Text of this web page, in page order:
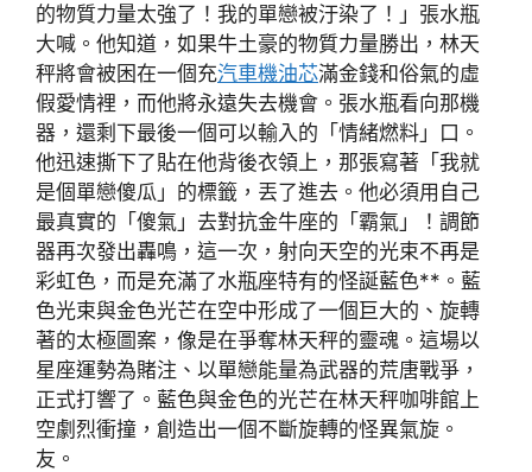
的物質力量太強了！我的單戀被汙染了！」張水瓶
大喊。他知道，如果牛土豪的物質力量勝出，林天
秤將會被困在一個充汽車機油芯滿金錢和俗氣的虛
假愛情裡，而他將永遠失去機會。張水瓶看向那機
器，還剩下最後一個可以輸入的「情緒燃料」口。
他迅速撕下了貼在他背後衣領上，那張寫著「我就
是個單戀傻瓜」的標籤，丟了進去。他必須用自己
最真實的「傻氣」去對抗金牛座的「霸氣」！調節
器再次發出轟鳴，這一次，射向天空的光束不再是
彩虹色，而是充滿了水瓶座特有的怪誕藍色**。藍
色光束與金色光芒在空中形成了一個巨大的、旋轉
著的太極圖案，像是在爭奪林天秤的靈魂。這場以
星座運勢為賭注、以單戀能量為武器的荒唐戰爭，
正式打響了。藍色與金色的光芒在林天秤咖啡館上
空劇烈衝撞，創造出一個不斷旋轉的怪異氣旋。
友。